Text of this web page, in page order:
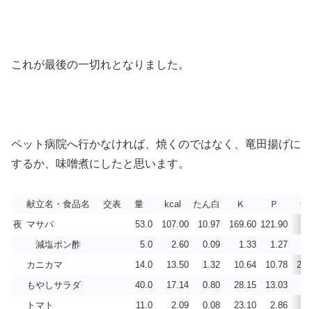
これが最後の一切れとなりました。
ペット病院へ行かなければ、焼くのではなく、竜田揚げに
するか、味噌煮にしたと思います。
献立名・食品名 交表 量 kcal たん白 Ｋ Ｐ
Ca
夜 マサバ 53.0 107.00 10.97 169.60 121.90
減塩ポン酢
5.0 2.60 0.09 1.33 1.27
カニカマ
14.0 13.50 1.32 10.64 10.78
もやしサラダ
40.0 17.14 0.80 28.15 13.03
トマト
11.0 2.09 0.08 23.10 2.86